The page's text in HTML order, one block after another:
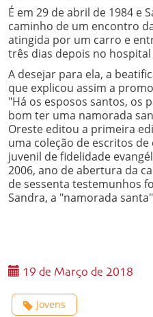
É em 29 de abril de 1984 e
caminho de um encontro
atingida por um carro e
três dias depois no
A desejar para ela, a
que explicou assim a
"Há os esposos santos, os
bom ter uma namorada
Oreste editou a primeira
uma coleção de escritos
juvenil de fidelidade
2006, ano de abertura da
de sessenta testemunhos
Sandra, a "namorada
19 de Março de 2018
Jovens